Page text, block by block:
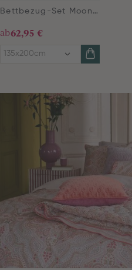
Bettbezug-Set Moon Flower Hellrosa
ab62,95 €
135x200cm